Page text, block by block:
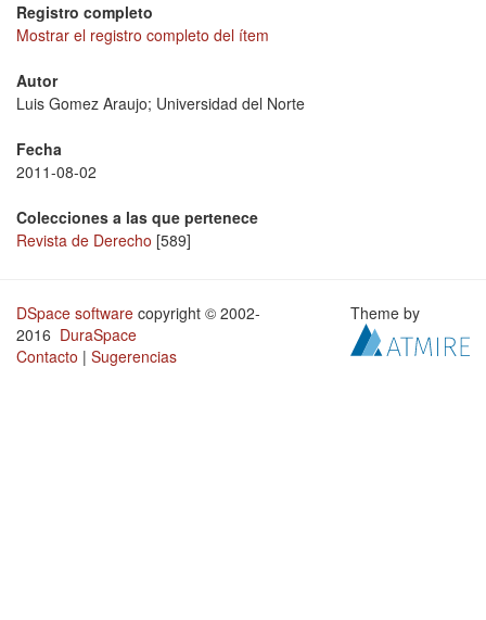
Registro completo
Mostrar el registro completo del ítem
Autor
Luis Gomez Araujo; Universidad del Norte
Fecha
2011-08-02
Colecciones a las que pertenece
Revista de Derecho [589]
DSpace software copyright © 2002-
2016 DuraSpace
Contacto | Sugerencias
Theme by